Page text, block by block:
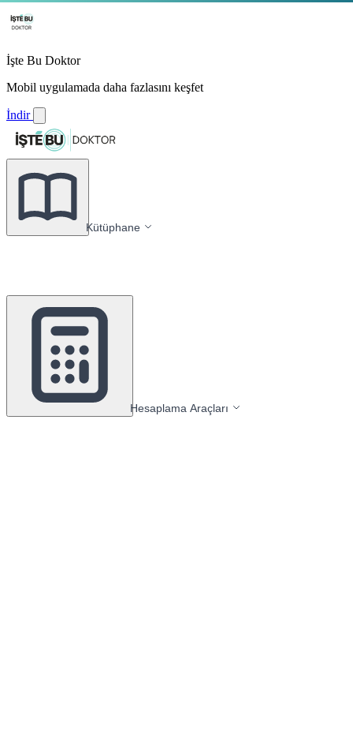
İşte Bu Doktor
Mobil uygulamada daha fazlasını keşfet
İndir
Kütüphane
Hesaplama Araçları